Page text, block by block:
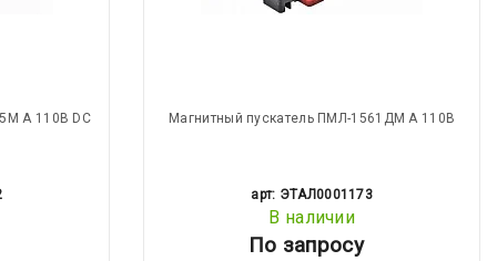
А 110В DC Магнитный пускатель ПМЛ-1561ДМ А 110В
арт: ЭТАЛ0001173
В наличии
По запросу